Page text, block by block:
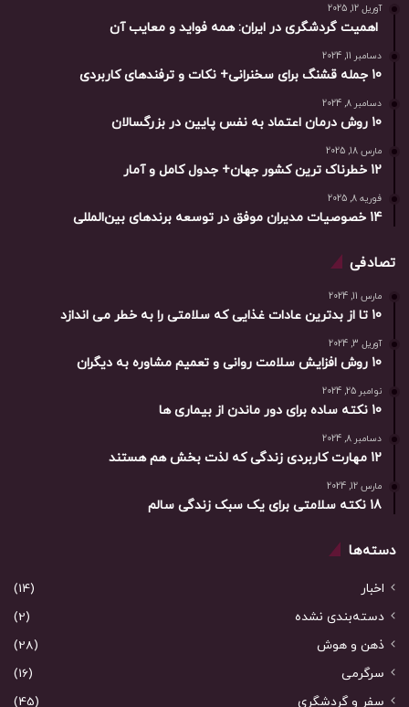
آوریل 12, 2025
اهمیت گردشگری در ایران: همه فواید و معایب آن
دسامبر 11, 2024
10 جمله قشنگ برای سخنرانی+ نکات و ترفندهای کاربردی
دسامبر 8, 2024
10 روش درمان اعتماد به نفس پایین در بزرگسالان
مارس 18, 2025
12 خطرناک ترین کشور جهان+ جدول کامل و آمار
فوریه 8, 2025
14 خصوصیات مدیران موفق در توسعه برندهای بین‌المللی
تصادفی
مارس 11, 2024
10 تا از بدترین عادات غذایی که سلامتی را به خطر می اندازد
آوریل 3, 2024
10 روش افزایش سلامت روانی و تعمیم مشاوره به دیگران
نوامبر 25, 2024
10 نکته ساده برای دور ماندن از بیماری ها
دسامبر 8, 2024
12 مهارت کاربردی زندگی که لذت بخش هم هستند
مارس 12, 2024
18 نکته سلامتی برای یک سبک زندگی سالم
دسته‌ها
اخبار
(14)
دسته‌بندی نشده
(2)
ذهن و هوش
(28)
سرگرمی
(16)
سفر و گردشگری
(45)